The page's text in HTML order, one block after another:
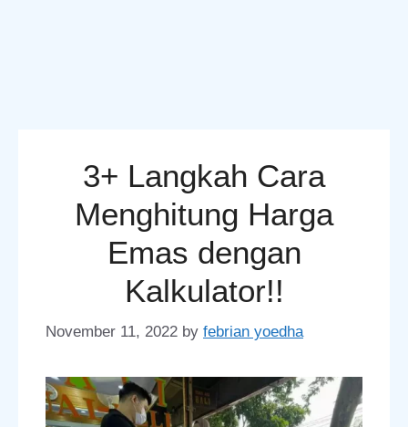
3+ Langkah Cara
Menghitung Harga
Emas dengan
Kalkulator!!
November 11, 2022 by febrian yoedha